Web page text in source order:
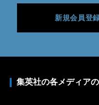
新規会員登
集英社の各メディア